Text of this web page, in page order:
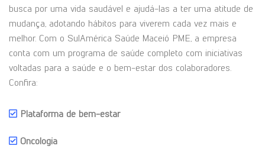
busca por uma vida saudável e ajudá-las a ter uma atitude de
mudança, adotando hábitos para viverem cada vez mais e
melhor. Com o SulAmérica Saúde Maceió PME, a empresa
conta com um programa de saúde completo com iniciativas
voltadas para a saúde e o bem-estar dos colaboradores.
Confira:
Plataforma de bem-estar
Oncologia